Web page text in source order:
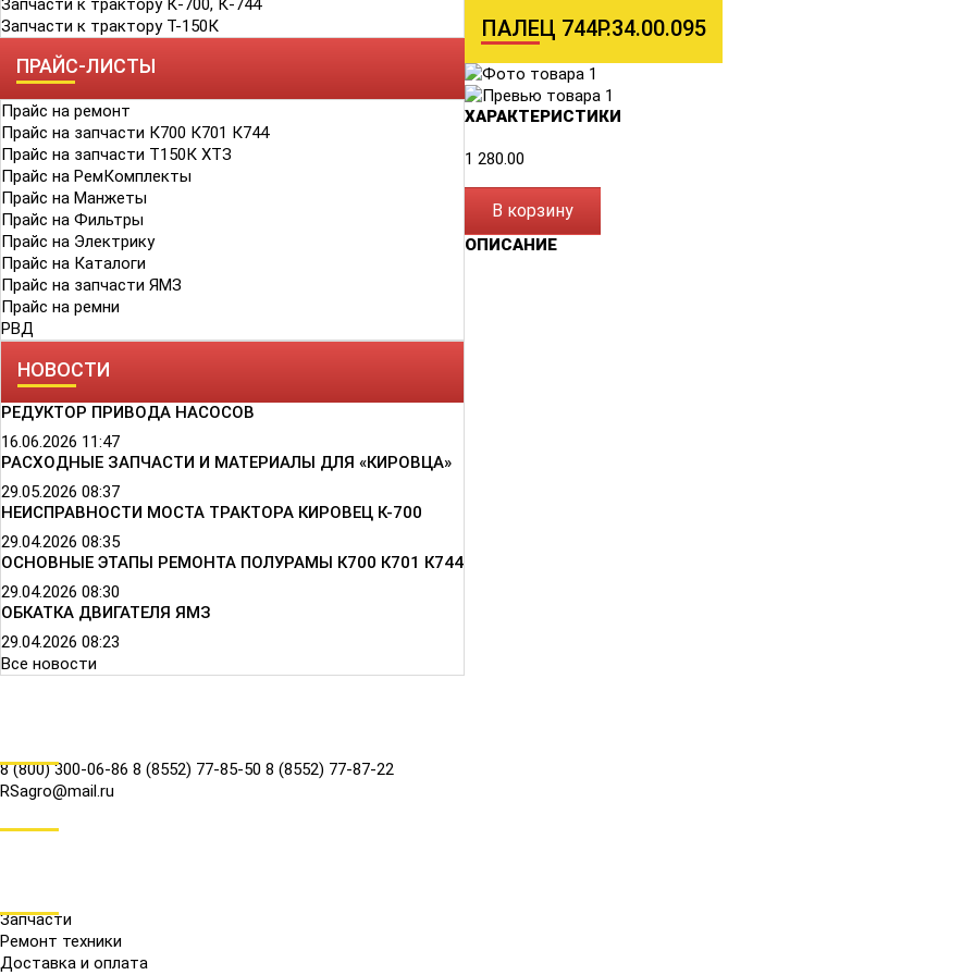
Запчасти к трактору К-700, К-744
Запчасти к трактору Т-150К
ПРАЙС-ЛИСТЫ
Прайс на ремонт
Прайс на запчасти К700 К701 К744
Прайс на запчасти Т150К ХТЗ
Прайс на РемКомплекты
Прайс на Манжеты
Прайс на Фильтры
Прайс на Электрику
Прайс на Каталоги
Прайс на запчасти ЯМЗ
Прайс на ремни
РВД
НОВОСТИ
РЕДУКТОР ПРИВОДА НАСОСОВ
16.06.2026 11:47
РАСХОДНЫЕ ЗАПЧАСТИ И МАТЕРИАЛЫ ДЛЯ «КИРОВЦА»
29.05.2026 08:37
НЕИСПРАВНОСТИ МОСТА ТРАКТОРА КИРОВЕЦ К-700
29.04.2026 08:35
ОСНОВНЫЕ ЭТАПЫ РЕМОНТА ПОЛУРАМЫ К700 К701 К744
29.04.2026 08:30
ОБКАТКА ДВИГАТЕЛЯ ЯМЗ
29.04.2026 08:23
Все новости
ПАЛЕЦ 744Р.34.00.095
ХАРАКТЕРИСТИКИ
1 280.00
В корзину
ОПИСАНИЕ
8 (800) 300-06-86 8 (8552) 77-85-50 8 (8552) 77-87-22
RSagro@mail.ru
Запчасти
Ремонт техники
Доставка и оплата